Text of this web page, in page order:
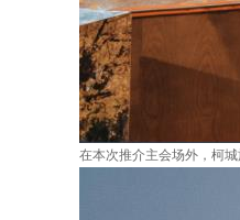
在本次推介主会场外，柯